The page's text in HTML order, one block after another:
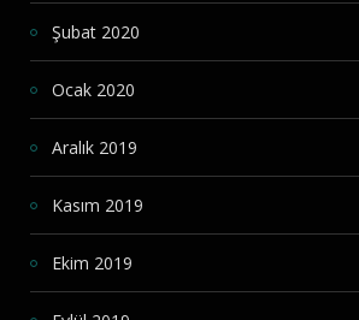
Şubat 2020
Ocak 2020
Aralık 2019
Kasım 2019
Ekim 2019